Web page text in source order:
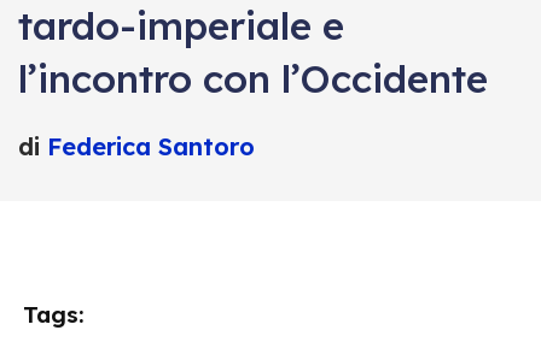
tardo-imperiale e
l’incontro con l’Occidente
di Federica Santoro
Tags: